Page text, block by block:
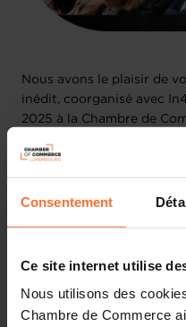
Consentement
Ce site internet utilise
Nous utilisons des
Chambre de Commerce
Nous avons le plaisir de
inédit, coorganisé avec
2025 à la Chambre de
Programme
Cet événement se
d’entreprises engagées